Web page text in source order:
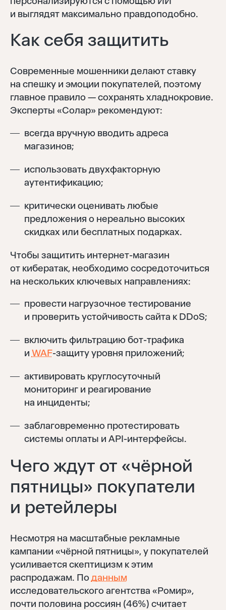
и выглядят максимально правдоподобно.
Как себя защитить
Современные мошенники делают ставку
на спешку и эмоции покупателей, поэтому
главное правило — сохранять хладнокровие.
Эксперты «Солар» рекомендуют:
всегда вручную вводить адреса
магазинов;
использовать двухфакторную
аутентификацию;
критически оценивать любые
предложения о нереально высоких
скидках или бесплатных подарках.
Чтобы защитить интернет-магазин
от кибератак, необходимо сосредоточиться
на нескольких ключевых направлениях:
провести нагрузочное тестирование
и проверить устойчивость сайта к DDoS;
включить фильтрацию бот-трафика
и WAF-защиту уровня приложений;
активировать круглосуточный
мониторинг и реагирование
на инциденты;
заблаговременно протестировать
системы оплаты и API-интерфейсы.
Чего ждут от «чёрной
пятницы» покупатели
и ретейлеры
Несмотря на масштабные рекламные
кампании «чёрной пятницы», у покупателей
усиливается скептицизм к этим
распродажам. Поданным
исследовательского агентства «Ромир»,
почти половина россиян (46%) считает
Войти
Забыли пароль?
Нет аккаунта?Регистрация
Восстановить
Отправить